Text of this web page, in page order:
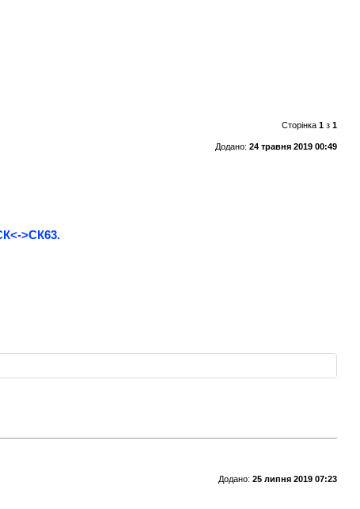
Сторінка 1з 1
Додано: 24 травня 2019 00:49
>СК63.
Додано: 25 липня 2019 07:23